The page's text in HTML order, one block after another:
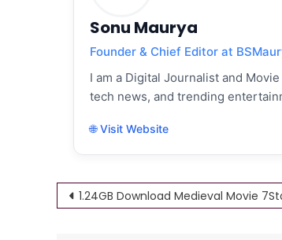
Sonu Maurya
Founder & Chief Editor at
I am a Digital Journalist and
tech news, and trending
🌐 Visit Website
Post
1.24GB Download Medieval Movie 7StarHD 1080p